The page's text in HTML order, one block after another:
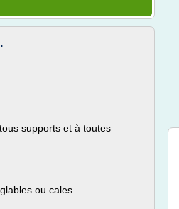
supports et à toutes
ou cales...